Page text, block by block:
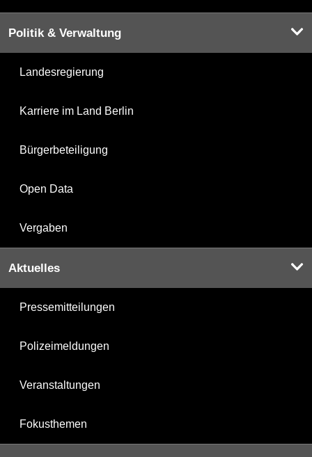
Politik & Verwaltung
Landesregierung
Karriere im Land Berlin
Bürgerbeteiligung
Open Data
Vergaben
Aktuelles
Pressemitteilungen
Polizeimeldungen
Veranstaltungen
Fokusthemen